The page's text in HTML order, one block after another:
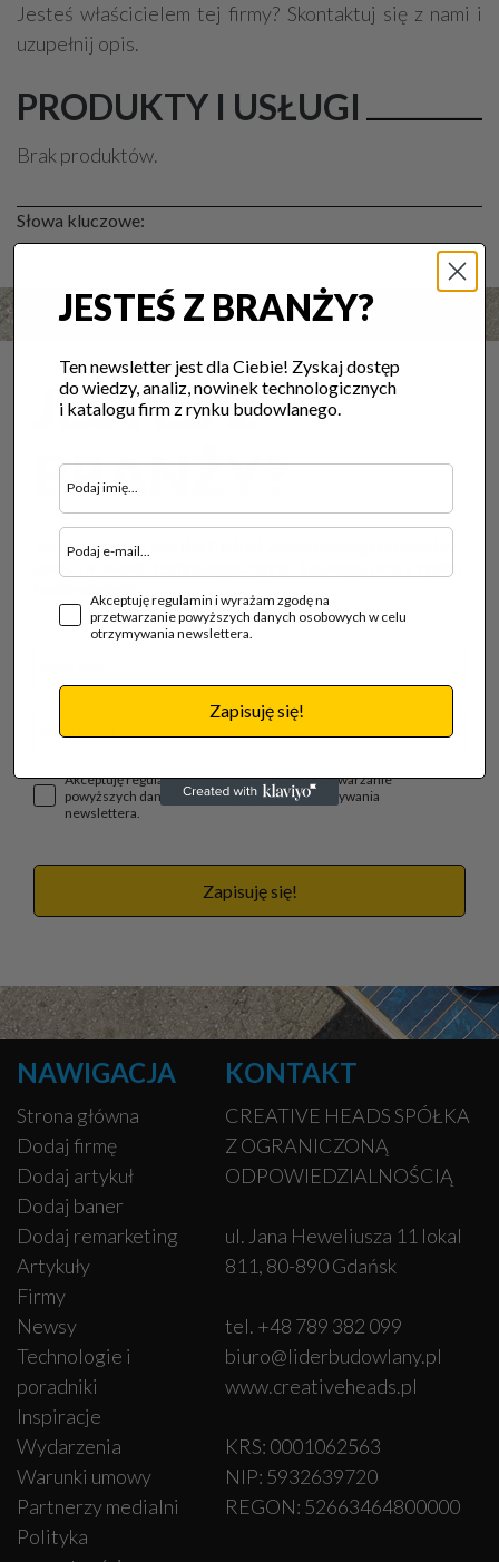
Jesteś właścicielem tej firmy? Skontaktuj się z nami i
uzupełnij opis.
PRODUKTY I USŁUGI
Brak produktów.
Słowa kluczowe:
JESTEŚ Z
BRANŻY?
Ten newsletter jest dla Ciebie! Zyskaj dostęp do wiedzy,
Akceptuję regulamin i wyrażam zgodę na przetwarzanie
powyższych danych osobowych w celu otrzymywania
newslettera.
Zapisuję się!
NAWIGACJA
Strona główna
Dodaj firmę
Dodaj artykuł
Dodaj baner
Dodaj remarketing
Artykuły
Firmy
Newsy
Technologie i
poradniki
Inspiracje
Wydarzenia
Warunki umowy
Partnerzy medialni
Polityka
KONTAKT
CREATIVE HEADS SPÓŁKA
Z OGRANICZONĄ
ODPOWIEDZIALNOŚCIĄ
ul. Jana Heweliusza 11 lokal
811, 80-890 Gdańsk
tel. +48 789 382 099
biuro@liderbudowlany.pl
www.creativeheads.pl
KRS: 0001062563
NIP: 5932639720
REGON: 52663464800000
JESTEŚ Z BRANŻY?
Ten newsletter jest dla Ciebie! Zyskaj dostęp
do wiedzy, analiz, nowinek technologicznych
i katalogu firm z rynku budowlanego.
Akceptuję regulamin i wyrażam zgodę na
przetwarzanie powyższych danych osobowych w celu
otrzymywania newslettera.
Zapisuję się!